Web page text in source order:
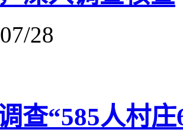
28
查“585人村